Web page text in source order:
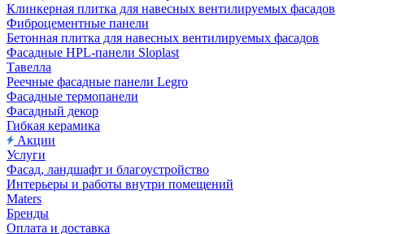
Клинкерная плитка для навесных вентилируемых фасадов
Фиброцементные панели
Бетонная плитка для навесных вентилируемых фасадов
Фасадные HPL-панели Sloplast
Тавелла
Реечные фасадные панели Legro
Фасадные термопанели
Фасадный декор
Гибкая керамика
Акции
Услуги
Фасад, ландшафт и благоустройство
Интерьеры и работы внутри помещений
Maters
Бренды
Оплата и доставка